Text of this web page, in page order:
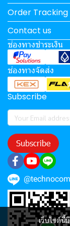
เว็บไซต์นี้
Order Tracking
Contact us
ช่องทางชำระเงิน
ช่องทางจัดส่ง
Subscribe
Subscribe
@technocom